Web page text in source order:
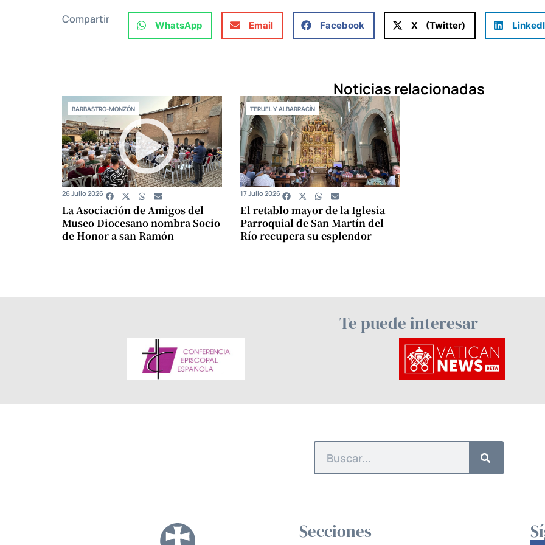
Compartir WhatsApp Email Facebook X (Twitter)
Noticias relacionadas
BARBASTRO-MONZÓN
La Asociación de Amigos del
Museo Diocesano nombra Socio
de Honor a san Ramón
26 Julio 2026
TERUEL Y ALBARRACÍN
El retablo mayor de la Iglesia
Parroquial de San Martín del
Río recupera su esplendor
17 Julio 2026
Te puede interesar
Secciones